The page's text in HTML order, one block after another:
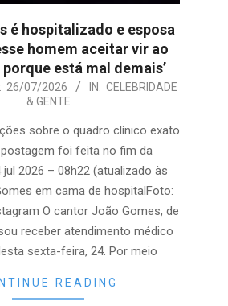
é hospitalizado e esposa
homem aceitar vir ao
está mal demais’
26/07/2026 IN: CELEBRIDADE
& GENTE
sobre o quadro clínico exato
foi feita no fim da
jul 2026 – 08h22 (atualizado às
em cama de hospitalFoto:
O cantor João Gomes, de
receber atendimento médico
sexta-feira, 24. Por meio
READING